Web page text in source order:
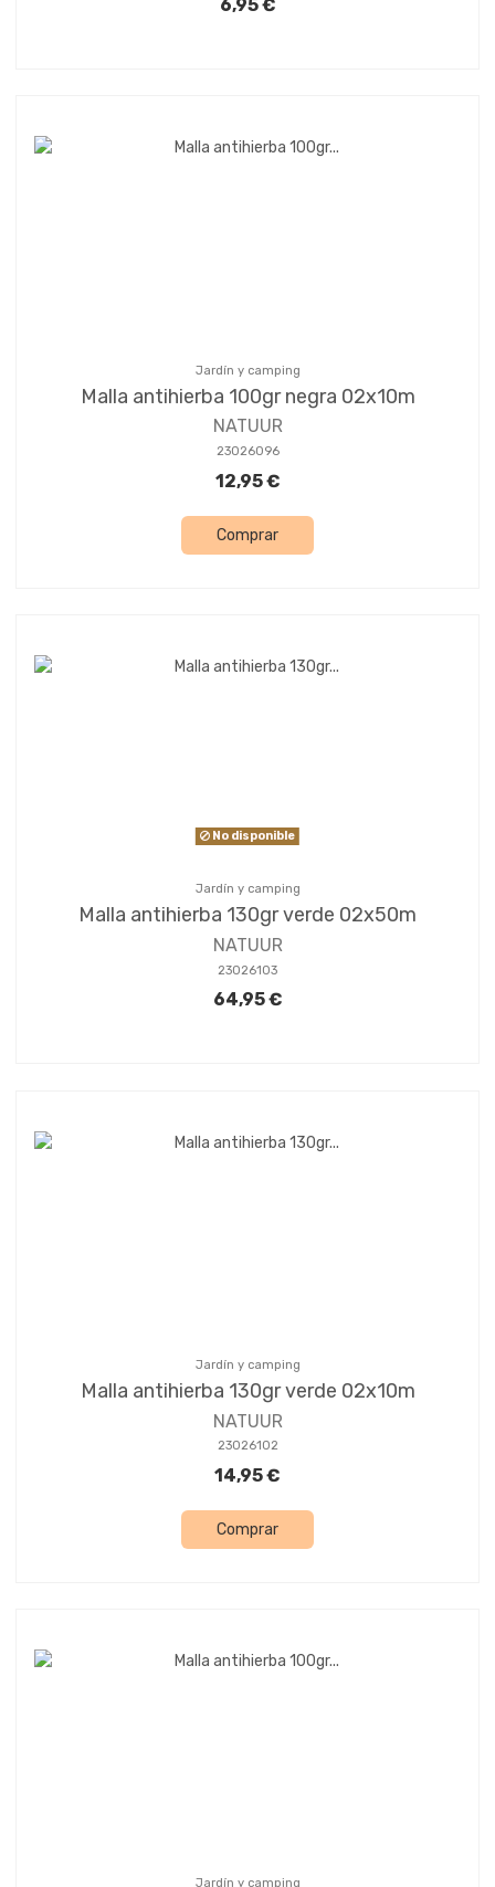
6,95 €
Jardín y camping
Malla antihierba 100gr negra 02x10m
NATUUR
23026096
12,95 €
Comprar
No disponible
Jardín y camping
Malla antihierba 130gr verde 02x50m
NATUUR
23026103
64,95 €
Jardín y camping
Malla antihierba 130gr verde 02x10m
NATUUR
23026102
14,95 €
Comprar
Jardín y camping